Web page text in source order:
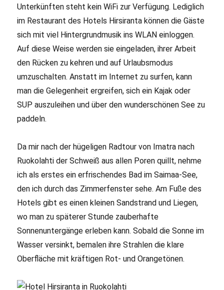
Unterkünften steht kein WiFi zur Verfügung. Lediglich
im Restaurant des Hotels Hirsiranta können die Gäste
sich mit viel Hintergrundmusik ins WLAN einloggen.
Auf diese Weise werden sie eingeladen, ihrer Arbeit
den Rücken zu kehren und auf Urlaubsmodus
umzuschalten. Anstatt im Internet zu surfen, kann
man die Gelegenheit ergreifen, sich ein Kajak oder
SUP auszuleihen und über den wunderschönen See zu
paddeln.
Da mir nach der hügeligen Radtour von Imatra nach
Ruokolahti der Schweiß aus allen Poren quillt, nehme
ich als erstes ein erfrischendes Bad im Saimaa-See,
den ich durch das Zimmerfenster sehe. Am Fuße des
Hotels gibt es einen kleinen Sandstrand und Liegen,
wo man zu späterer Stunde zauberhafte
Sonnenuntergänge erleben kann. Sobald die Sonne im
Wasser versinkt, bemalen ihre Strahlen die klare
Oberfläche mit kräftigen Rot- und Orangetönen.